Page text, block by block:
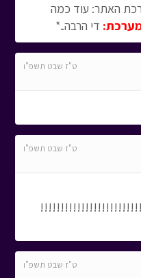
האתר: עוד כמה
די הרבה..*
ט"ז שבט תשפ"ו
ט"ז שבט תשפ"ו
ט"ז שבט תשפ"ו